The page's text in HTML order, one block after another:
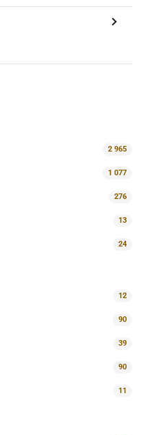
2 965
1 077
276
13
24
12
90
39
90
11